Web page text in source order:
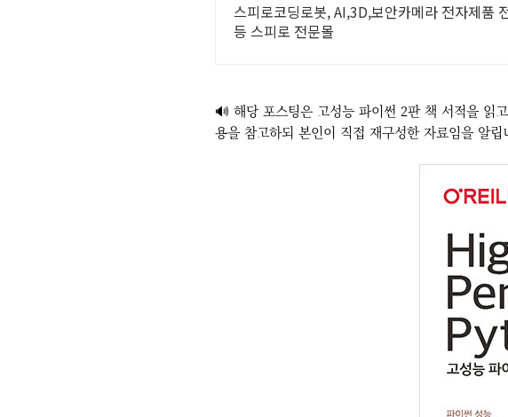
스피로코딩로봇, AI,3D,보안카메라 전자제품
등 스피로 전문몰
🔊 해당 포스팅은 고성능 파이썬 2판 책 서적을 읽
용을 참고하되 본인이 직접 재구성한 자료임을 알립